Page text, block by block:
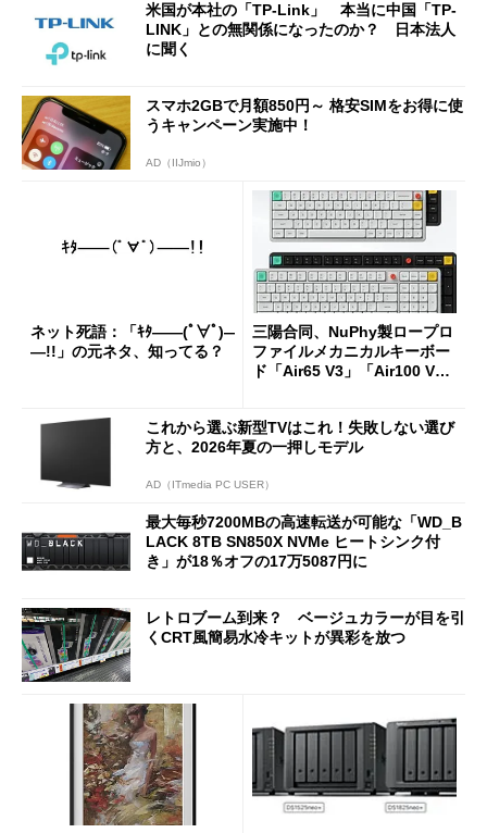
米国が本社の「TP-Link」 本当に中国「TP-
LINK」との無関係になったのか？ 日本法人
に聞く
スマホ2GBで月額850円～ 格安SIMをお得に使
うキャンペーン実施中！
AD（IIJmio）
ネット死語：「ｷﾀ――(ﾟ∀ﾟ)―
―!!」の元ネタ、知ってる？
三陽合同、NuPhy製ロープロ
ファイルメカニカルキーボー
ド「Air65 V3」「Air100 V
これから選ぶ新型TVはこれ！失敗しない選び
方と、2026年夏の一押しモデル
AD（ITmedia PC USER）
最大毎秒7200MBの高速転送が可能な「WD_B
LACK 8TB SN850X NVMe ヒートシンク付
き」が18％オフの17万5087円に
レトロブーム到来？ ベージュカラーが目を引
くCRT風簡易水冷キットが異彩を放つ